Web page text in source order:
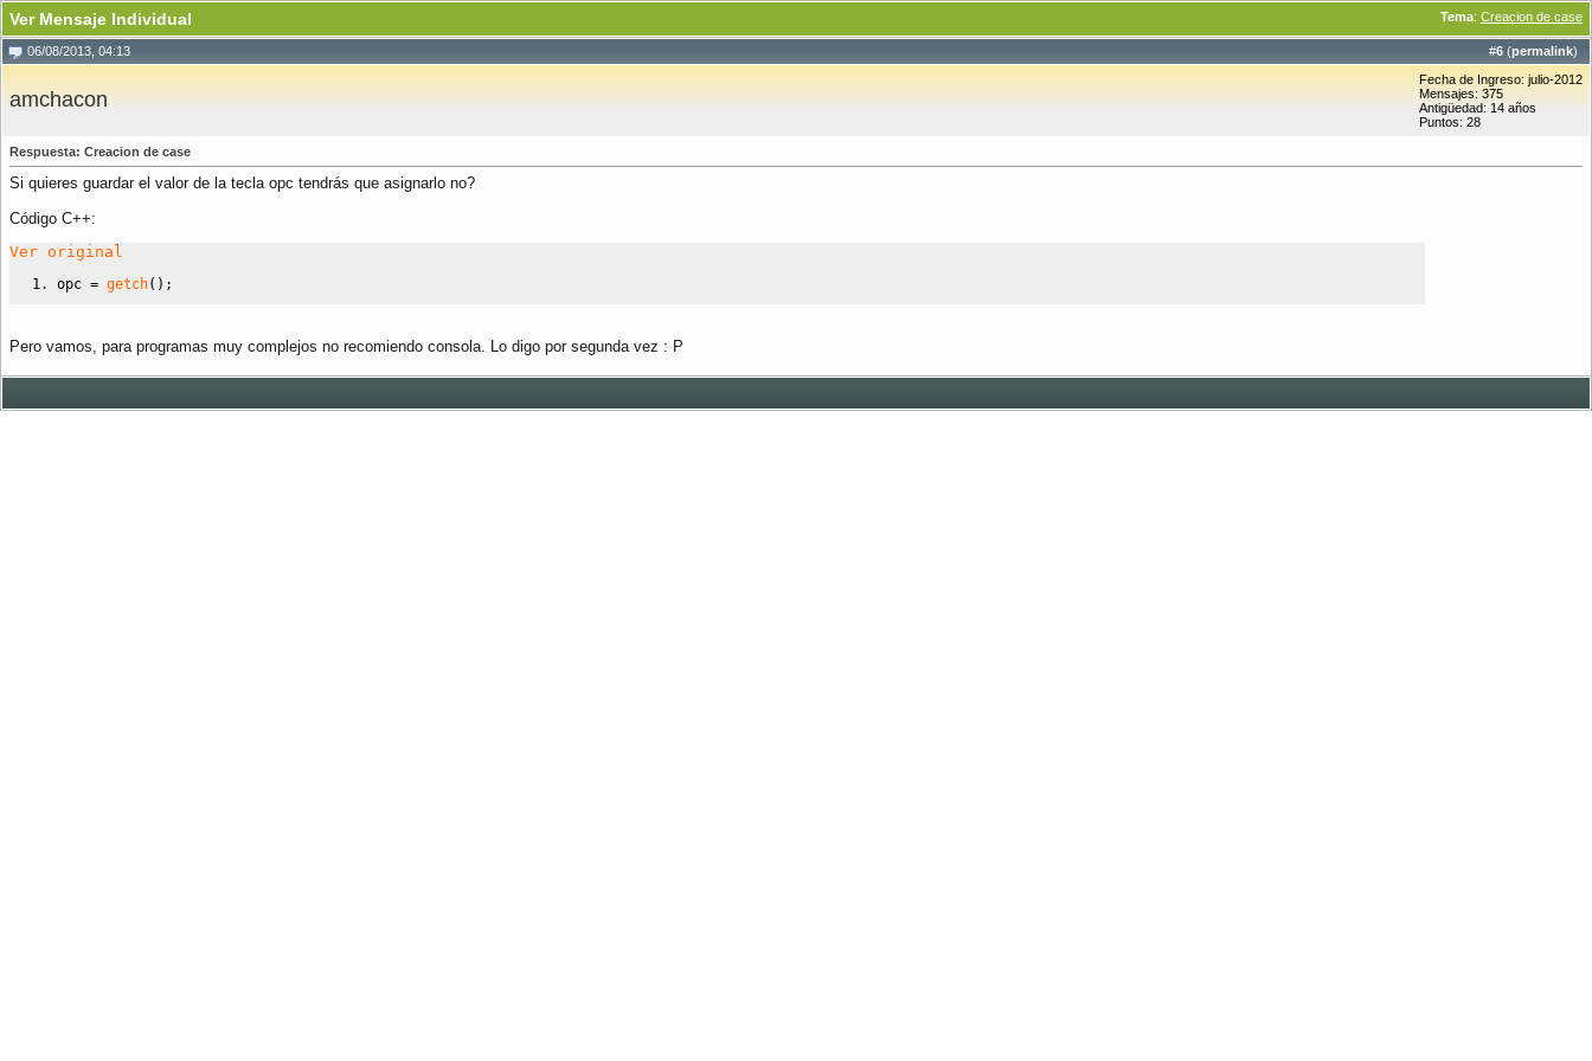
Tema: Creacion de case
Ver Mensaje Individual
#6 (permalink)
06/08/2013, 04:13
amchacon
Fecha de Ingreso: julio-2012
Mensajes: 375
Antigüedad: 14 años
Puntos: 28
Respuesta: Creacion de case
Si quieres guardar el valor de la tecla opc tendrás que asignarlo no?
Código C++:
Ver original
opc = getch( ) ;
Pero vamos, para programas muy complejos no recomiendo consola. Lo digo por segunda vez : P